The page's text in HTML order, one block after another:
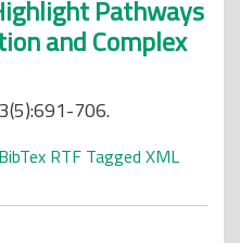
Pathways
and Complex
706.
BibTex RTF Tagged XML